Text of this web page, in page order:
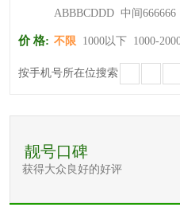
ABBBCDDD 中间666666
价 格: 不限 1000以下 1000-
按手机号所在位搜索
靓号口碑
获得大众良好的好评